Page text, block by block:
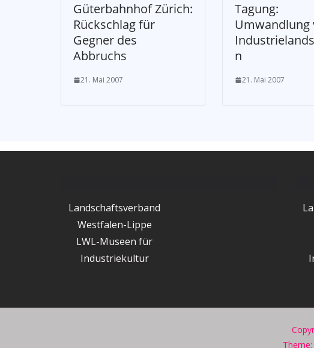
Güterbahnhof Zürich:
Rückschlag für
Gegner des
Abbruchs
21. Mai 2007
Tagung:
Umwandlung
n
21. Mai 2007
Landschaftsverband
Westfalen-Lippe
LWL-Museen für
Industriekultur
Theme: